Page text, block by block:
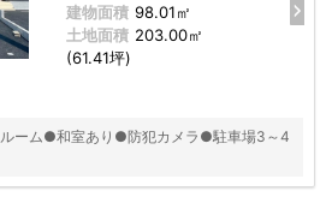
建物面積 98.01㎡
土地面積 203.00㎡
(61.41坪)
ーム●和室あり●防犯カメラ●駐車場3～4